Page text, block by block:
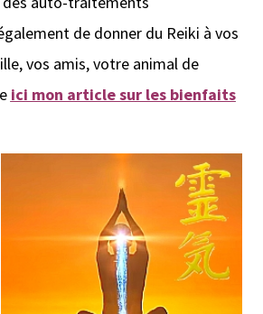
de donner du Reiki à vos
vos amis, votre animal de
ici mon article sur les bienfaits